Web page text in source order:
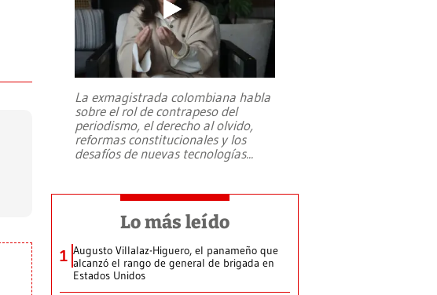
La exmagistrada colombiana habla
sobre el rol de contrapeso del
periodismo, el derecho al olvido,
reformas constitucionales y los
desafíos de nuevas tecnologías...
Lo más leído
1 Augusto Villalaz-Higuero, el panameño que
alcanzó el rango de general de brigada en
Estados Unidos